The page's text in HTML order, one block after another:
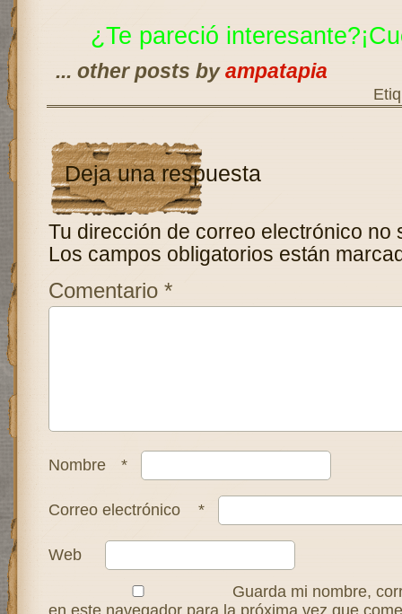
¿Te pareció
... other posts byampatapia
Deja una respuesta
Tu dirección de correo electrónico no
Los campos obligatorios están
Comentario *
Nombre *
Correo electrónico *
Web
Guarda mi nombre,
en este navegador para la próxima vez que